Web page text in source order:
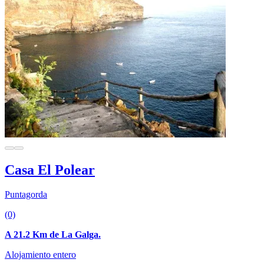
Casa El Polear
Puntagorda
(0)
A 21.2 Km de La Galga.
Alojamiento entero